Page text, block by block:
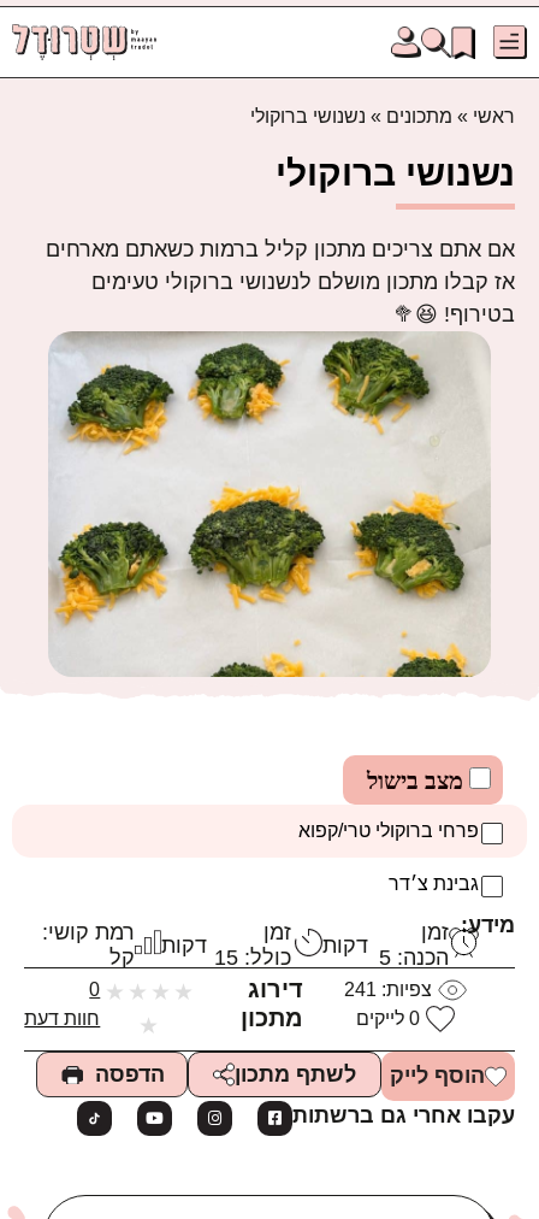
ראשי » מתכונים » נשנושי ברוקולי
נשנושי ברוקולי
אם אתם צריכים מתכון קליל ברמות כשאתם מארחים
אז קבלו מתכון מושלם לנשנושי ברוקולי טעימים
בטירוף! 😆🥦
מצב בישול
פרחי ברוקולי טרי/קפוא
גבינת צ׳דר
מידע: זמן
הכנה: 5
דקות
זמן
כולל: 15
דקות
רמת קושי:
קל
צפיות: 241
0 לייקים
דירוג
מתכון
★
★
★
★
★
0
חוות דעת
הוסף לייק לשתף מתכון
הדפסה
עקבו אחרי גם ברשתות